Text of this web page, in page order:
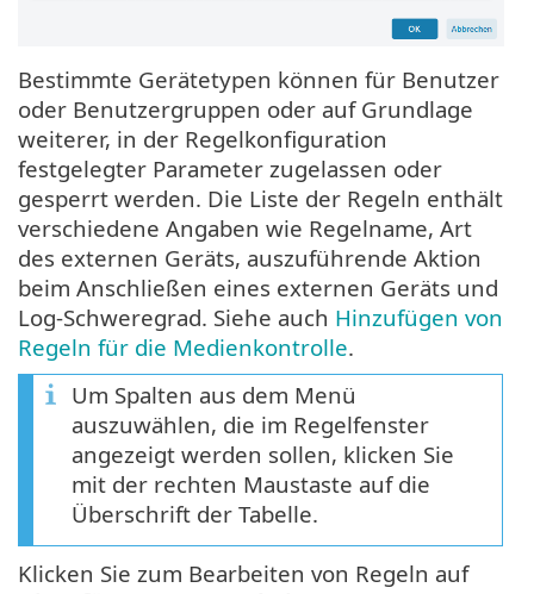
Bestimmte Gerätetypen können für Benutzer
oder Benutzergruppen oder auf Grundlage
weiterer, in der Regelkonfiguration
festgelegter Parameter zugelassen oder
gesperrt werden. Die Liste der Regeln enthält
verschiedene Angaben wie Regelname, Art
des externen Geräts, auszuführende Aktion
beim Anschließen eines externen Geräts und
Log-Schweregrad. Siehe auch Hinzufügen von
Regeln für die Medienkontrolle.
Um Spalten aus dem Menü
auszuwählen, die im Regelfenster
angezeigt werden sollen, klicken Sie
mit der rechten Maustaste auf die
Überschrift der Tabelle.
Klicken Sie zum Bearbeiten von Regeln auf